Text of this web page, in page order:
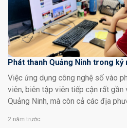
Phát thanh Quảng Ninh trong kỷ
Việc ứng dụng công nghệ số vào
viên, biên tập viên tiếp cận rất gần
Quảng Ninh, mà còn cả các địa
2 năm trước